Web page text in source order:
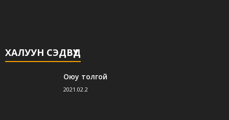
ХАЛУУН СЭДВҮҮД
Оюу толгой
2021.02.2